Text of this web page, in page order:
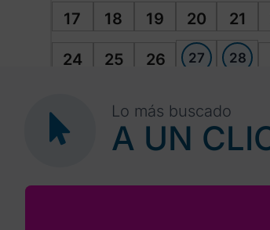
17 18 19 20 21
24 25 26 27 28
Lo más buscado
A UN